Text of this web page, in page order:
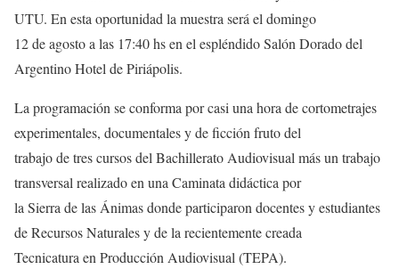
UTU. En esta oportunidad la muestra será el domingo
12 de agosto a las 17:40 hs en el espléndido Salón Dorado del
Argentino Hotel de Piriápolis.
La programación se conforma por casi una hora de cortometrajes
experimentales, documentales y de ficción fruto del
trabajo de tres cursos del Bachillerato Audiovisual más un trabajo
transversal realizado en una Caminata didáctica por
la Sierra de las Ánimas donde participaron docentes y estudiantes
de Recursos Naturales y de la recientemente creada
Tecnicatura en Producción Audiovisual (TEPA).